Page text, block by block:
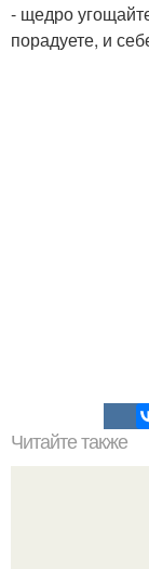
- щедро
порадуете, и
Читайте также